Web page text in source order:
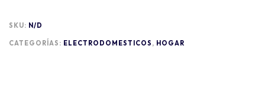
SKU: N/D
CATEGORÍAS: ELECTRODOMESTICOS , HOGAR